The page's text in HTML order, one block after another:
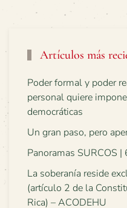
Artículos más
Poder formal y poder
personal quiere
democráticas
Un gran paso, pero
Panoramas SURCOS
La soberanía reside
(artículo 2 de la
Rica) – ACODEHU